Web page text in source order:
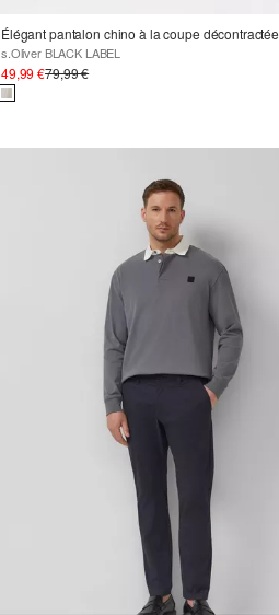
Élégant pantalon chino à la coupe décontractée
s.Oliver BLACK LABEL
49,99 €79,99 €